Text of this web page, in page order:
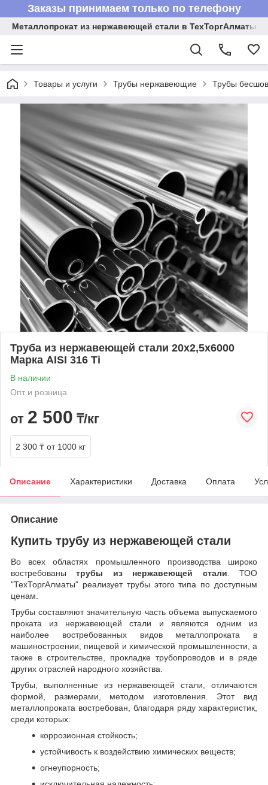
Заказы принимаем только по телефону
Металлопрокат из нержавеющей стали в ТехТоргАлматы
Товары и услуги Трубы нержавеющие Трубы
Труба из нержавеющей стали 20х2,5х6000
Марка AISI 316 Ti
В наличии
Опт и розница
от 2 500 ₸/кг
2 300 ₸ от 1000 кг
Описание Характеристики Доставка Оплата
Описание
Купить трубу из нержавеющей стали
Во всех областях промышленного производства широко
востребованытрубы из нержавеющей стали. ТОО
"ТехТоргАлматы" реализует трубы этого типа по доступным
ценам.
Трубы составляют значительную часть объема выпускаемого
проката из нержавеющей стали и являются одним из
наиболее востребованных видов металлопроката в
машиностроении, пищевой и химической промышленности, а
также в строительстве, прокладке трубопроводов и в ряде
других отраслей народного хозяйства.
Трубы, выполненные из нержавеющей стали, отличаются
формой, размерами, методом изготовления. Этот вид
металлопроката востребован, благодаря ряду характеристик,
среди которых:
коррозионная стойкость;
устойчивость к воздействию химических веществ;
огнеупорность;